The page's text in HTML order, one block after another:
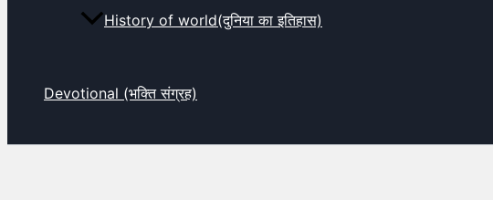
History of world(दुनिया का इतिहास)
Devotional (भक्ति संग्रह)